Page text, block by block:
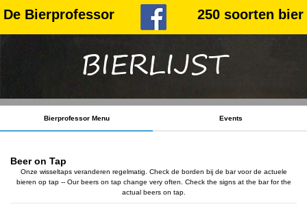
De Bierprofessor 250 soorten bier
BIERLIJST
Bierprofessor Menu Events
Beer on Tap
Onze wisseltaps veranderen regelmatig. Check de borden bij de bar voor de actuele
bieren op tap -- Our beers on tap change very often. Check the signs at the bar for the
actual beers on tap.